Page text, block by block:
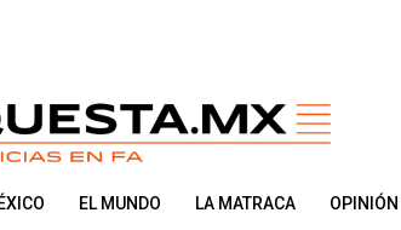
EL MUNDO LA MATRACA OPINIÓN